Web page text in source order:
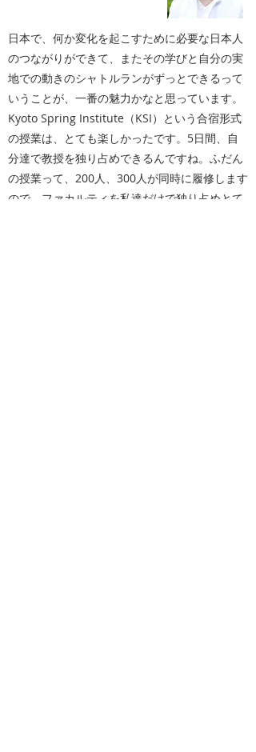
日本で、何か変化を起こすために必要な日本人
のつながりができて、またその学びと自分の実
地での動きのシャトルランがずっとできるって
いうことが、一番の魅力かなと思っています。
Kyoto Spring Institute（KSI）という合宿形式
の授業は、とても楽しかったです。5日間、自
分達で教授を独り占めできるんですね。ふだん
の授業って、200人、300人が同時に履修します
ので、ファカルティを私達だけで独り占めとて